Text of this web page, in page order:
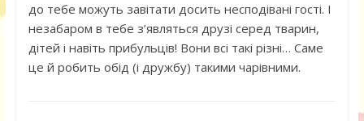
до тебе можуть завітати досить несподівані гості. І
незабаром в тебе з’являться друзі серед тварин,
дітей і навіть прибульців! Вони всі такі різні… Саме
це й робить обід (і дружбу) такими чарівними.